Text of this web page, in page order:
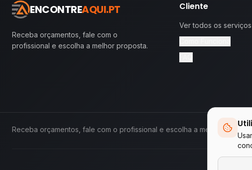
ENCONTREAQUI.PT
Receba orçamentos, fale com o
profissional e escolha a melhor proposta.
Cliente
Ver todos os serviços
Receba orçamentos, fale com o profissional e escolha a melhor proposta.